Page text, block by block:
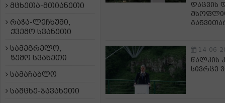
მცხეთა-მთიანეთი
რაჭა-ლეჩხუმი,
ქვემო სვანეთი
სამეგრელო,
ზემო სვანეთი
სამაჩაბლო
სამცხე-ჯავახეთი
დაცვის
14-06-
წალკის
სივრცე